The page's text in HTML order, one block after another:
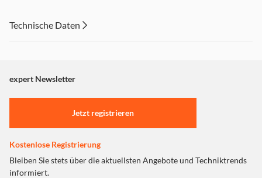
Technische Daten
expert Newsletter
Jetzt registrieren
Kostenlose Registrierung
Bleiben Sie stets über die aktuellsten Angebote und Techniktrends
informiert.